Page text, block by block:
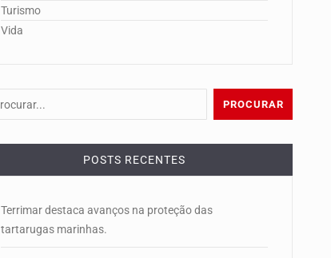
Turismo
Vida
POSTS RECENTES
Terrimar destaca avanços na proteção das
tartarugas marinhas.